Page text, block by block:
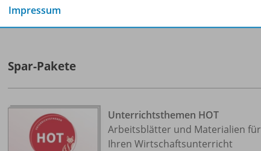
Alle 23 Inhalte dieser Ausgabe anzeigen
Spar-Pakete
Unterrichtsthemen HOT
Arbeitsblätter und Materialien für
Ihren Wirtschaftsunterricht
Impressum